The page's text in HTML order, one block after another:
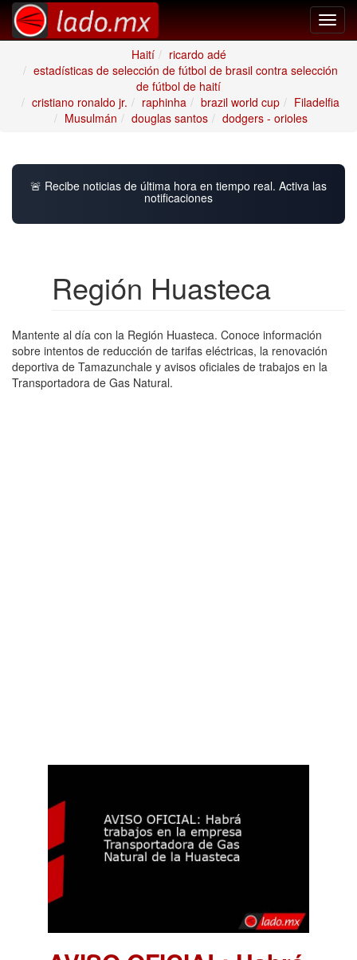
Haití
ricardo adé
estadísticas de selección de fútbol de brasil contra selección
de fútbol de haití
cristiano ronaldo jr.
raphinha brazil world cup
Filadelfia
Musulmán
douglas santos dodgers - orioles
🚨 Recibe noticias de última hora en tiempo real. Activa las
notificaciones
Región Huasteca
Mantente al día con la Región Huasteca. Conoce información
sobre intentos de reducción de tarifas eléctricas, la renovación
deportiva de Tamazunchale y avisos oficiales de trabajos en la
Transportadora de Gas Natural.